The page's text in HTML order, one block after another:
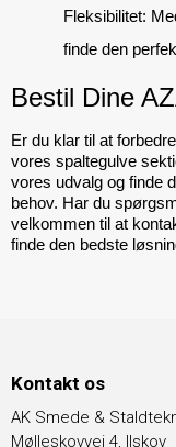
Fleksibilitet:
finde den
Bestil Dine
Er du klar til at
vores spaltegulve
vores udvalg og finde
behov. Har du
velkommen til at
finde den bedste
Kontakt os
AK Smede &
Mølleskovvej 4, Ilskov